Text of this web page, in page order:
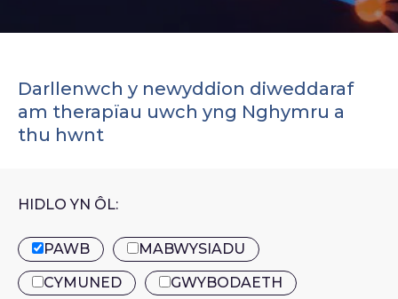
Darllenwch y newyddion diweddaraf
am therapïau uwch yng Nghymru a
thu hwnt
HIDLO YN ÔL:
PAWB
MABWYSIADU
CYMUNED
GWYBODAETH